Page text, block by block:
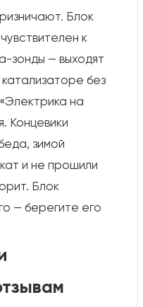
Блок
к
зонды — выходят
без
на
Концевики
зимой
и не прошили
Блок
— берегите его